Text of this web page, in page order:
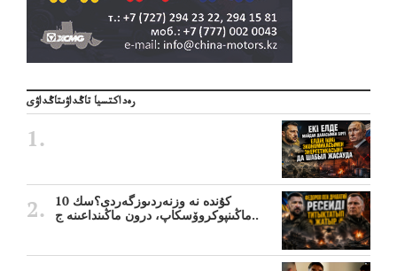
رەداكتسيا تاڭداۋىتاڭداۋى
10 كۇندە نە وزنەردىوزگەردى؟سك
ماڭىنپوكروۆسكاپ، درون ماڭىنداعىنە ج..